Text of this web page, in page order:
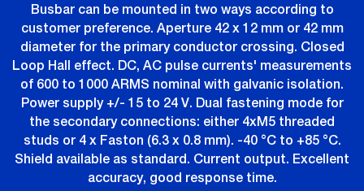
Busbar can be mounted in two ways according to
customer preference. Aperture 42 x 12 mm or 42 mm
diameter for the primary conductor crossing. Closed
Loop Hall effect. DC, AC pulse currents' measurements
of 600 to 1000 ARMS nominal with galvanic isolation.
Power supply +/- 15 to 24 V. Dual fastening mode for
the secondary connections: either 4xM5 threaded
studs or 4 x Faston (6.3 x 0.8 mm). -40 °C to +85 °C.
Shield available as standard. Current output. Excellent
accuracy, good response time.